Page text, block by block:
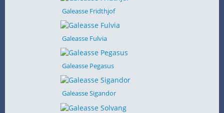
Galeasse Fridthjof
Galeasse Fulvia
Galeasse Pegasus
Galeasse Sigandor